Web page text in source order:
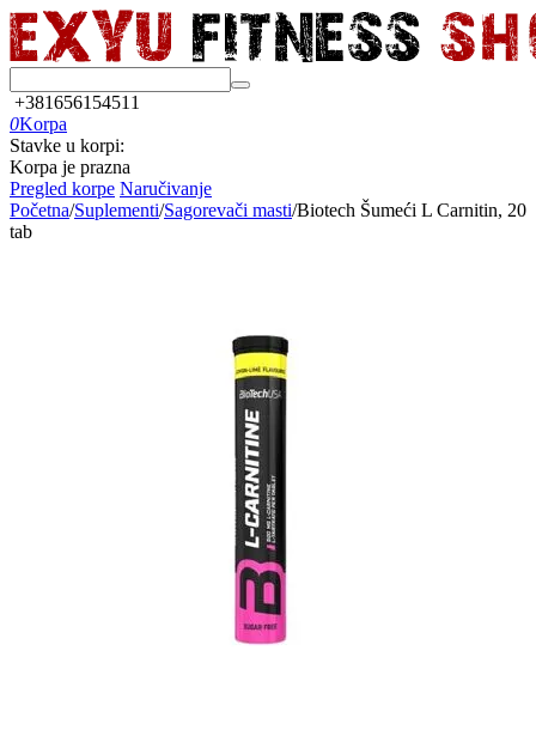
+381656154511
0Korpa
Stavke u korpi:
Korpa je prazna
Pregled korpe Naručivanje
Početna/Suplementi/Sagorevači masti/Biotech Šumeći L Carnitin, 20
tab